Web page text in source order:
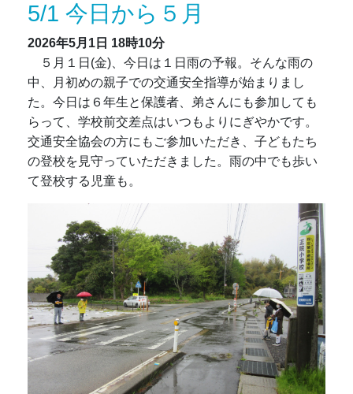
5/1 今日から５月
2026年5月1日 18時10分
５月１日(金)、今日は１日雨の予報。そんな雨の
中、月初めの親子での交通安全指導が始まりまし
た。今日は６年生と保護者、弟さんにも参加しても
らって、学校前交差点はいつもよりにぎやかです。
交通安全協会の方にもご参加いただき、子どもたち
の登校を見守っていただきました。雨の中でも歩い
て登校する児童も。